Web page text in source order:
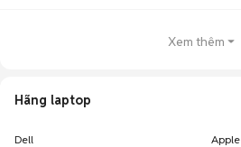
Xem thêm
Hãng laptop
Dell Apple